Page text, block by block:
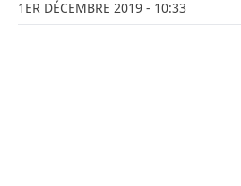
1ER DÉCEMBRE 2019 - 10:33